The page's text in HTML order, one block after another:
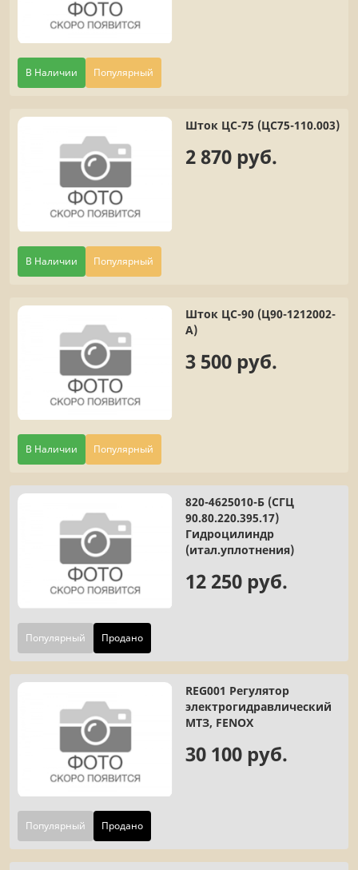
В Наличии Популярный
В Наличии Популярный
Шток ЦС-75 (ЦС75-110.003)
2 870 руб.
В Наличии Популярный
Шток ЦС-90 (Ц90-1212002-
А)
3 500 руб.
Популярный Продано
820-4625010-Б (СГЦ
90.80.220.395.17)
Гидроцилиндр
(итал.уплотнения)
12 250 руб.
Популярный Продано
REG001 Регулятор
электрогидравлический
МТЗ, FENOX
30 100 руб.